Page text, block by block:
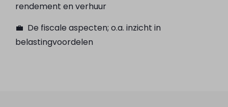
rendement en verhuur
💼 De fiscale aspecten; o.a. inzicht in
belastingvoordelen